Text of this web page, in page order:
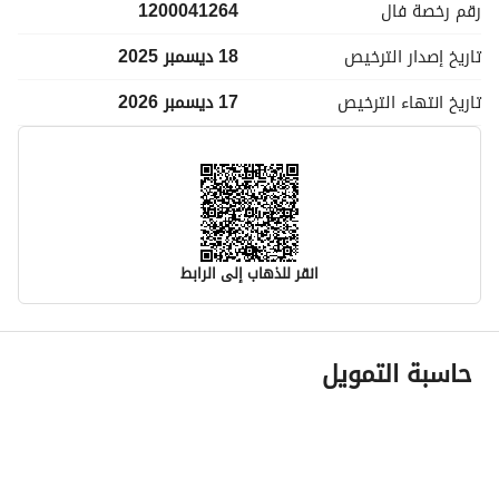
رقم رخصة فال
1200041264
تاريخ إصدار الترخيص
18 ديسمبر 2025
تاريخ انتهاء الترخيص 17 ديسمبر 2026
انقر للذهاب إلى الرابط
معلومات مسؤول الإعلان
اسم المسؤول
حاسبة التمويل